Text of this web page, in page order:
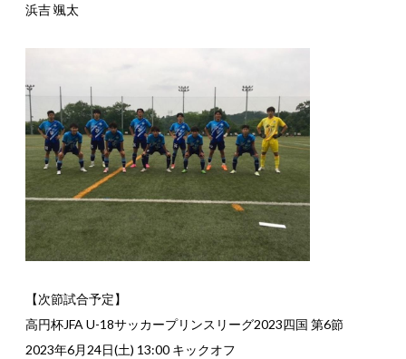
浜吉 颯太
【次節試合予定】
高円杯JFA U-18サッカープリンスリーグ2023四国 第6節
2023年6月24日(土) 13:00 キックオフ